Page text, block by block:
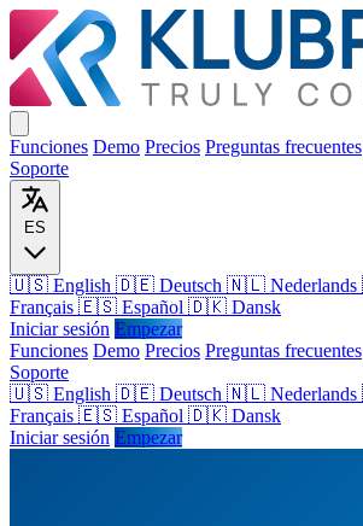
Funciones Demo Precios Preguntas frecuentes
Soporte
ES
🇺🇸 English 🇩🇪 Deutsch 🇳🇱 Nederlands
Français 🇪🇸 Español 🇩🇰 Dansk
Iniciar sesión Empezar
Funciones Demo Precios Preguntas frecuentes
Soporte
🇺🇸 English 🇩🇪 Deutsch 🇳🇱 Nederlands
Français 🇪🇸 Español 🇩🇰 Dansk
Iniciar sesión Empezar